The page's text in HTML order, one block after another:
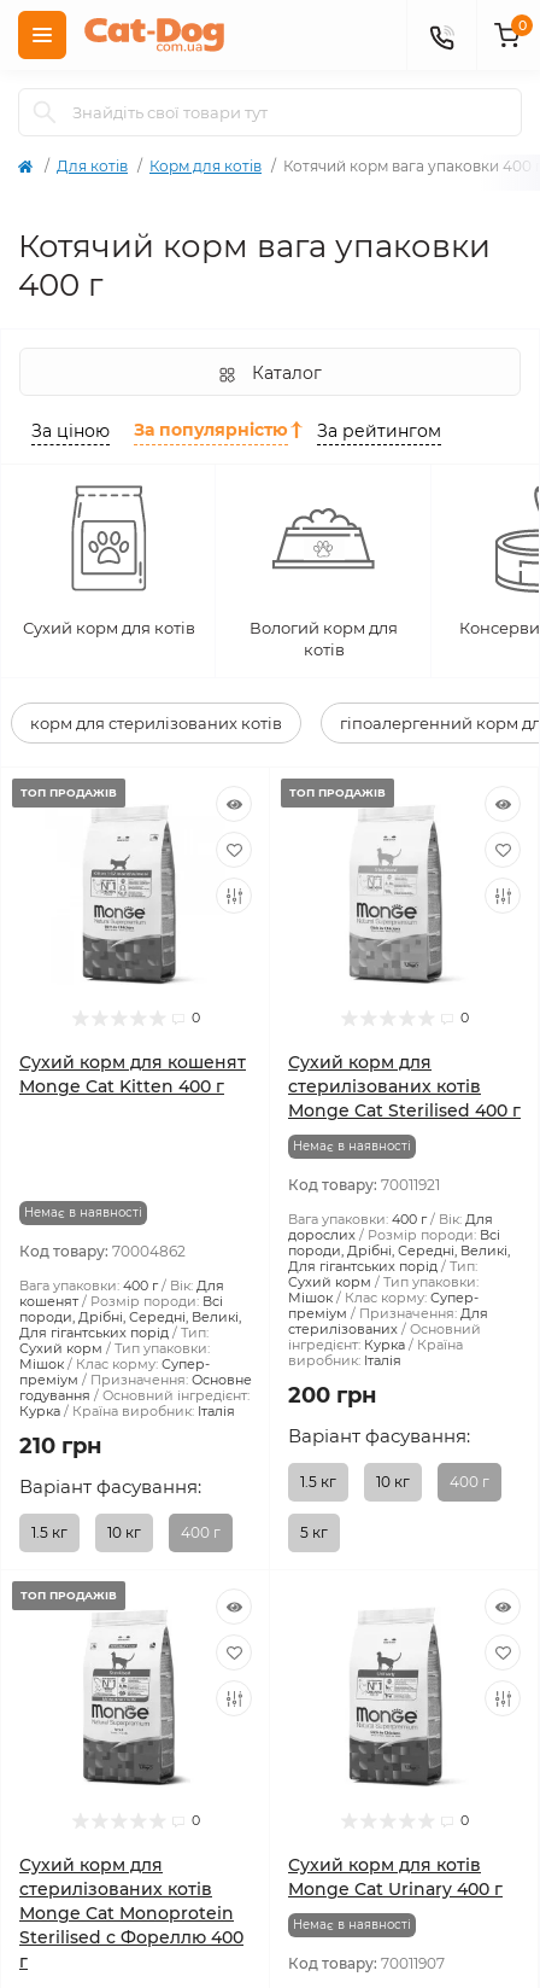
0
Для котів Корм для котів Котячий корм вага упаковки 400
Котячий корм вага упаковки
400 г
Каталог
За ціною За популярністю За рейтингом
Сухий корм для котів
Вологий корм для
котів
Консерви
корм для стерилізованих котів гіпоалергенний корм
ТОП ПРОДАЖІВ
0
Сухий корм для кошенят
Monge Cat Kitten 400 г
Немає в наявності
Код товару: 70004862
Вага упаковки: 400 г Вік: Для
кошенят
Розмір породи: Всі
породи, Дрібні, Середні, Великі,
Для гігантських порід
Тип:
Сухий корм
Тип упаковки:
Мішок
Клас корму: Супер-
преміум
Призначення: Основне
годування
Основний інгредієнт:
Курка
Країна виробник: Італія
210 грн
Варіант фасування:
1.5 кг 10 кг 400 г
ТОП ПРОДАЖІВ
0
Сухий корм для
стерилізованих котів
Monge Cat Sterilised 400 г
Немає в наявності
Код товару: 70011921
Вага упаковки: 400 г Вік: Для
дорослих
Розмір породи: Всі
породи, Дрібні, Середні, Великі,
Для гігантських порід
Тип:
Сухий корм
Тип упаковки:
Мішок
Клас корму: Супер-
преміум
Призначення: Для
стерилізованих
Основний
інгредієнт: Курка
Країна
виробник: Італія
200 грн
Варіант фасування:
1.5 кг 10 кг 400 г
5 кг
ТОП ПРОДАЖІВ
0
Сухий корм для
стерилізованих котів
Monge Cat Monoprotein
Sterilised с Фореллю 400
г
0
Сухий корм для котів
Monge Cat Urinary 400 г
Немає в наявності
Код товару: 70011907